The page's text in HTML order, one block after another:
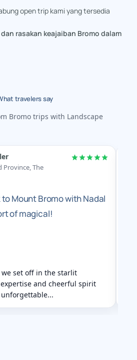
open trip kami yang tersedia
rasakan keajaiban Bromo dalam
travelers say
Bromo trips with Landscape
Province, The
Mount Bromo with Nadal
of magical!
set off in the starlit
expertise and cheerful spirit